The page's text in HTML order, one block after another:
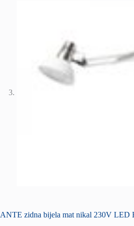
ANTE zidna bijela mat nikal 230V LED